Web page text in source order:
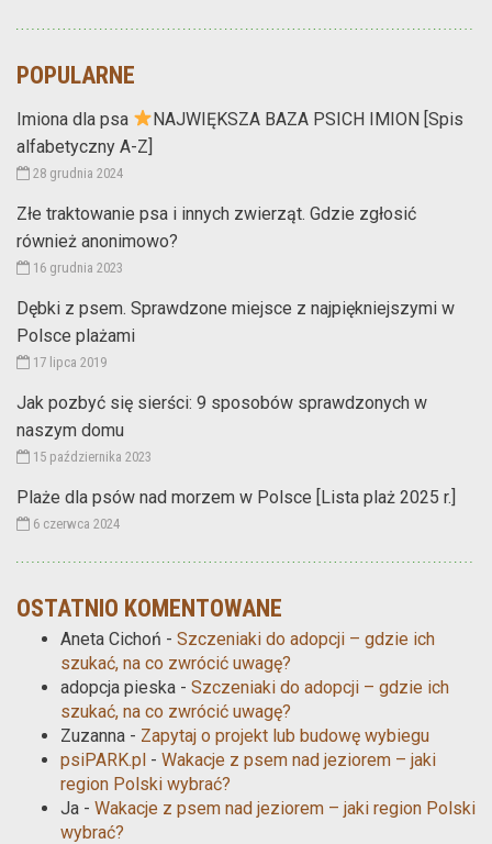
POPULARNE
Imiona dla psa
NAJWIĘKSZA BAZA PSICH IMION [Spis
alfabetyczny A-Z]
28 grudnia 2024
Złe traktowanie psa i innych zwierząt. Gdzie zgłosić
również anonimowo?
16 grudnia 2023
Dębki z psem. Sprawdzone miejsce z najpiękniejszymi w
Polsce plażami
17 lipca 2019
Jak pozbyć się sierści: 9 sposobów sprawdzonych w
naszym domu
15 października 2023
Plaże dla psów nad morzem w Polsce [Lista plaż 2025 r.]
6 czerwca 2024
OSTATNIO KOMENTOWANE
Aneta Cichoń - Szczeniaki do adopcji – gdzie ich
szukać, na co zwrócić uwagę?
adopcja pieska - Szczeniaki do adopcji – gdzie ich
szukać, na co zwrócić uwagę?
Zuzanna - Zapytaj o projekt lub budowę wybiegu
psiPARK.pl - Wakacje z psem nad jeziorem – jaki
region Polski wybrać?
Ja - Wakacje z psem nad jeziorem – jaki region Polski
wybrać?